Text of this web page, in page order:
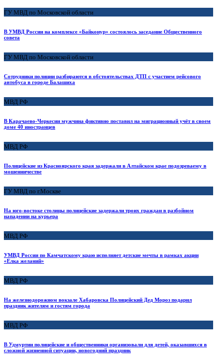
ГУ МВД по Московской области
В УМВД России на комплексе «Байконур» состоялось заседание Общественного
совета
ГУ МВД по Московской области
Сотрудники полиции разбираются в обстоятельствах ДТП с участием рейсового
автобуса в городе Балашиха
МВД РФ
В Карачаево-Черкесии мужчина фиктивно поставил на миграционный учёт в своем
доме 40 иностранцев
МВД РФ
Полицейские из Красноярского края задержали в Алтайском крае подозреваему в
мошенничестве
ГУ МВД по г.Москве
На юго-востоке столицы полицейские задержали троих граждан в разбойном
нападении на курьера
МВД РФ
УМВД России по Камчатскому краю исполняет детские мечты в рамках акции
«Елка желаний»
МВД РФ
На железнодорожном вокзале Хабаровска Полицейский Дед Мороз подарил
праздник жителям и гостям города
МВД РФ
В Удмуртии полицейские и общественники организовали для детей, оказавшихся в
сложной жизненной ситуации, новогодний праздник